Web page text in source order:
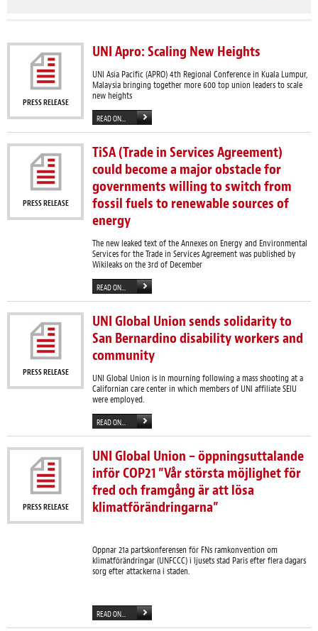
PRESS RELEASE
UNI Apro: Scaling New Heights
UNI Asia Pacific (APRO) 4th Regional Conference in Kuala Lumpur,
Malaysia bringing together more 600 top union leaders to scale
new heights
READ ON...
PRESS RELEASE
TiSA (Trade in Services Agreement)
could become a major obstacle for
governments willing to switch from
fossil fuels to renewable sources of
energy
The new leaked text of the Annexes on Energy and Environmental
Services for the Trade in Services Agreement was published by
Wikileaks on the 3rd of December
READ ON...
PRESS RELEASE
UNI Global Union sends solidarity to
San Bernardino disability workers and
community
UNI Global Union is in mourning following a mass shooting at a
Californian care center in which members of UNI affiliate SEIU
were employed.
READ ON...
PRESS RELEASE
UNI Global Union – öppningsuttalande
inför COP21 ”Vår största möjlighet för
fred och framgång är att lösa
klimatförändringarna”
Oppnar 21a partskonferensen för FNs ramkonvention om
klimatförändringar (UNFCCC) i ljusets stad Paris efter flera dagars
sorg efter attackerna i staden.
READ ON...